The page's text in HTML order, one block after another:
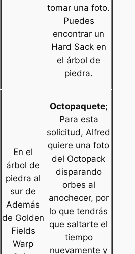
tomar una foto.
Puedes
encontrar un
Hard Sack en
el árbol de
piedra.
En el
árbol de
piedra al
sur de
Además
de Golden
Fields
Warp
Octopaquete;
Para esta
solicitud, Alfred
quiere una foto
del Octopack
disparando
orbes al
anochecer, por
lo que tendrás
que saltarte el
tiempo
nuevamente y